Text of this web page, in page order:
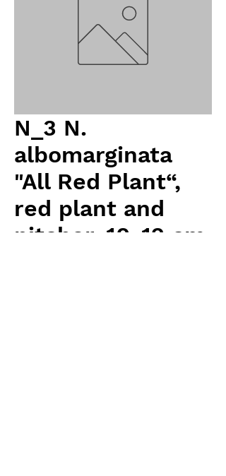
N_3 N.
albomarginata
"All Red Plant“,
red plant and
pitcher, 10-12 cm